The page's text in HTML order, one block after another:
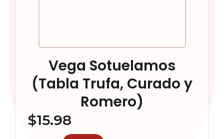
Vega Sotuelamos
(Tabla Trufa, Curado y
Romero)
$15.98